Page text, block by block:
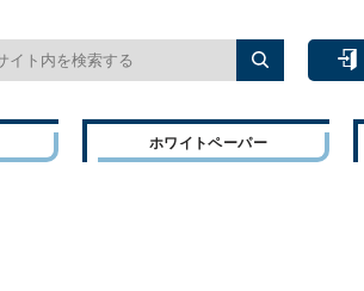
ホワイトペーパー